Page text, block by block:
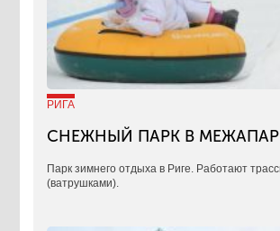
РИГА
СНЕЖНЫЙ ПАРК В
Парк зимнего отдыха в Риге. Работают
(ватрушками).